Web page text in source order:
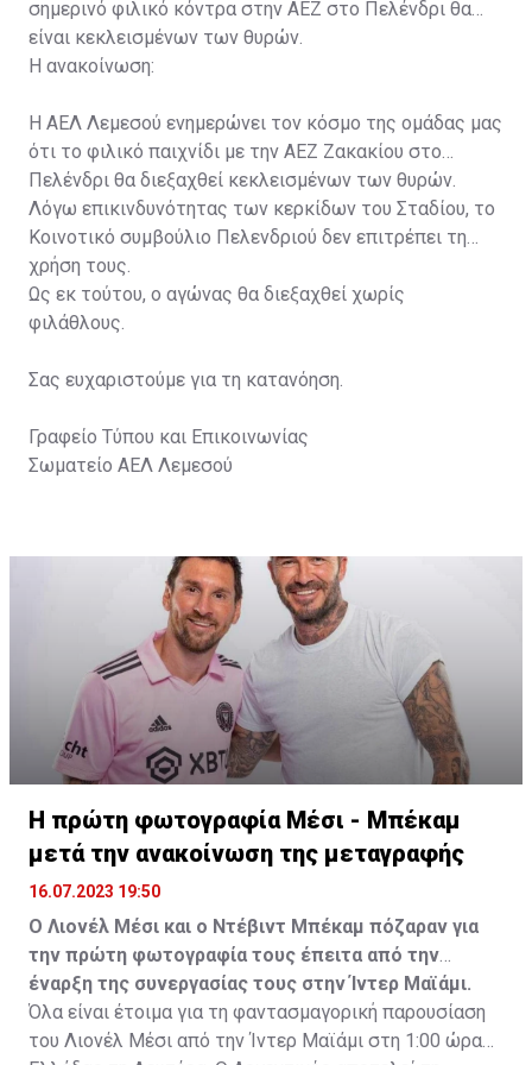
σημερινό φιλικό κόντρα στην ΑΕΖ στο Πελένδρι θα
είναι κεκλεισμένων των θυρών.
Η ανακοίνωση:
Η ΑΕΛ Λεμεσού ενημερώνει τον κόσμο της ομάδας μας
ότι το φιλικό παιχνίδι με την ΑΕΖ Ζακακίου στο
Πελένδρι θα διεξαχθεί κεκλεισμένων των θυρών.
Λόγω επικινδυνότητας των κερκίδων του Σταδίου, το
Κοινοτικό συμβούλιο Πελενδριού δεν επιτρέπει τη
χρήση τους.
Ως εκ τούτου, ο αγώνας θα διεξαχθεί χωρίς
φιλάθλους.
Σας ευχαριστούμε για τη κατανόηση.
Γραφείο Τύπου και Επικοινωνίας
Σωματείο ΑΕΛ Λεμεσού
Η πρώτη φωτογραφία Μέσι - Μπέκαμ
μετά την ανακοίνωση της μεταγραφής
16.07.2023 19:50
Ο Λιονέλ Μέσι και ο Ντέβιντ Μπέκαμ πόζαραν για
την πρώτη φωτογραφία τους έπειτα από την
έναρξη της συνεργασίας τους στην Ίντερ Μαϊάμι.
Όλα είναι έτοιμα για τη φαντασμαγορική παρουσίαση
του Λιονέλ Μέσι από την Ίντερ Μαϊάμι στη 1:00 ώρα